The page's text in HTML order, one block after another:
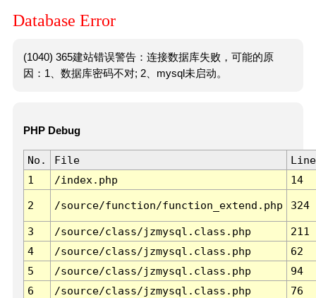
Database Error
(1040) 365建站错误警告：连接数据库失败，可能的原
因：1、数据库密码不对; 2、mysql未启动。
PHP Debug
No. File
Line
1
/index.php 14
2 /source/function/function_extend.php 324
3 /source/class/jzmysql.class.php
211
4
/source/class/jzmysql.class.php
62
5
/source/class/jzmysql.class.php
94
6
/source/class/jzmysql.class.php 76